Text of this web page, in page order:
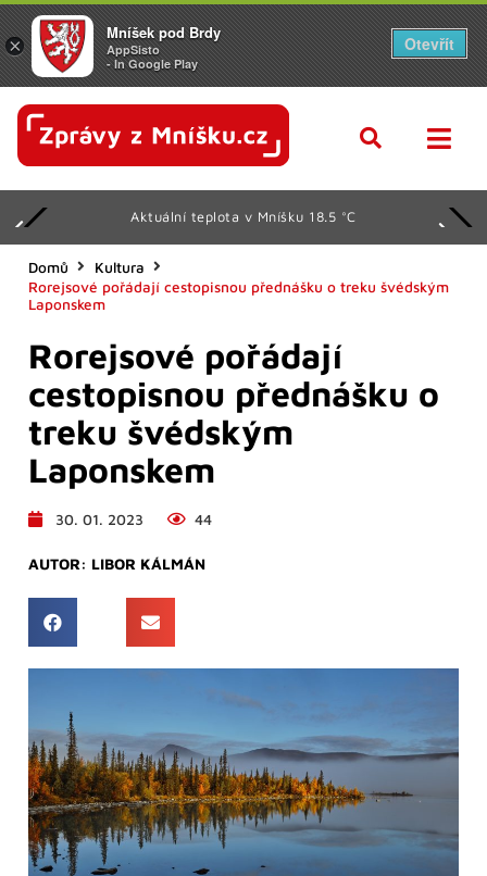
Aktuální teplota v Mníšku 18.5 °C
Domů
Kultura
Rorejsové pořádají cestopisnou přednášku o treku švédským
Laponskem
Rorejsové pořádají
cestopisnou přednášku o
treku švédským
Laponskem
30. 01. 2023 44
AUTOR: LIBOR KÁLMÁN
×
Mníšek pod Brdy
AppSisto
- In Google Play
Otevřít